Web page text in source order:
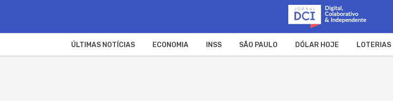
ÚLTIMAS NOTÍCIAS ECONOMIA INSS SÃO PAULO DÓLAR HOJE LOTERIAS